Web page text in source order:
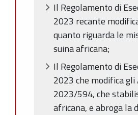
Il Regolamento di
2023 recante
quanto riguarda le
suina africana;
Il Regolamento di
2023 che modifica
2023/594, che
africana, e abroga la